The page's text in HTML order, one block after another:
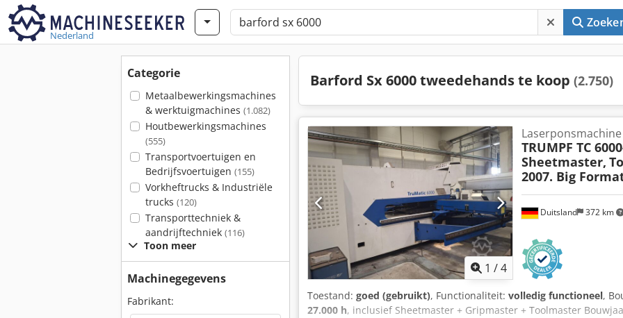
Nederland
Categorie
Metaalbewerkingsmachines
& werktuigmachines (1.082)
Houtbewerkingsmachines
(555)
Transportvoertuigen en
Bedrijfsvoertuigen (155)
Vorkheftrucks & Industriële
trucks (120)
Transporttechniek &
aandrijftechniek (116)
Toon meer
Machinegegevens
Fabrikant:
Barford Sx 6000 tweedehands te koop (2.750)
1 /4
Duitsland 372 km
Laserponsmachine
TRUMPF TC
Sheetmaster,
2007. Big
Toestand: goed (gebruikt), Functionaliteit: volledig functioneel,
27.000 h, inclusief Sheetmaster + Gripmaster + Toolmaster